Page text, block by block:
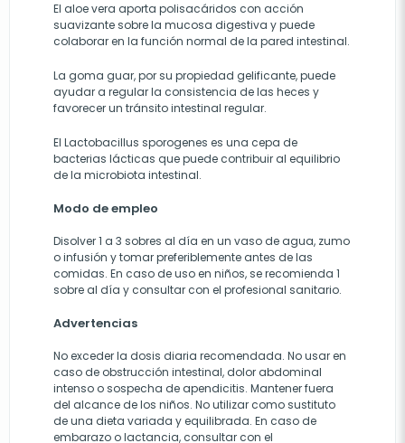
El aloe vera aporta polisacáridos con acción
suavizante sobre la mucosa digestiva y puede
colaborar en la función normal de la pared intestinal.
La goma guar, por su propiedad gelificante, puede
ayudar a regular la consistencia de las heces y
favorecer un tránsito intestinal regular.
El Lactobacillus sporogenes es una cepa de
bacterias lácticas que puede contribuir al equilibrio
de la microbiota intestinal.
Modo de empleo
Disolver 1 a 3 sobres al día en un vaso de agua, zumo
o infusión y tomar preferiblemente antes de las
comidas. En caso de uso en niños, se recomienda 1
sobre al día y consultar con el profesional sanitario.
Advertencias
No exceder la dosis diaria recomendada. No usar en
caso de obstrucción intestinal, dolor abdominal
intenso o sospecha de apendicitis. Mantener fuera
del alcance de los niños. No utilizar como sustituto
de una dieta variada y equilibrada. En caso de
embarazo o lactancia, consultar con el